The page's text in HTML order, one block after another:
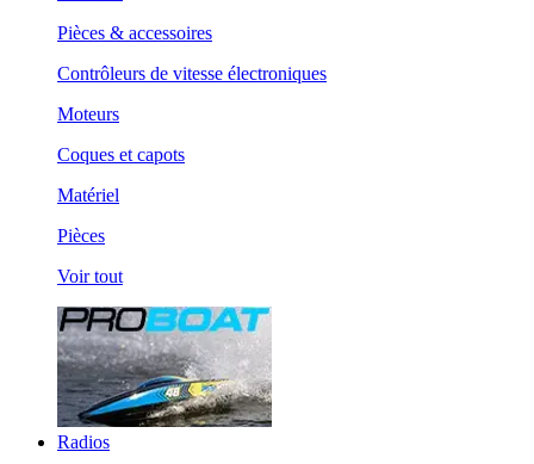
Pièces & accessoires
Contrôleurs de vitesse électroniques
Moteurs
Coques et capots
Matériel
Pièces
Voir tout
Radios